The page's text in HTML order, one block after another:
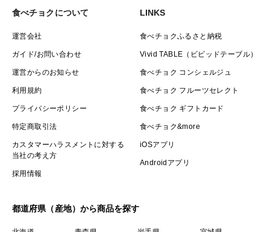
食べチョクについて
運営会社
ガイド/お問い合わせ
運営からのお知らせ
利用規約
プライバシーポリシー
特定商取引法
カスタマーハラスメントに対する
当社の考え方
採用情報
LINKS
食べチョクふるさと納税
Vivid TABLE（ビビッドテーブル）
食べチョク コンシェルジュ
食べチョク フルーツセレクト
食べチョク ギフトカード
食べチョク&more
iOSアプリ
Androidアプリ
都道府県（産地）から商品を探す